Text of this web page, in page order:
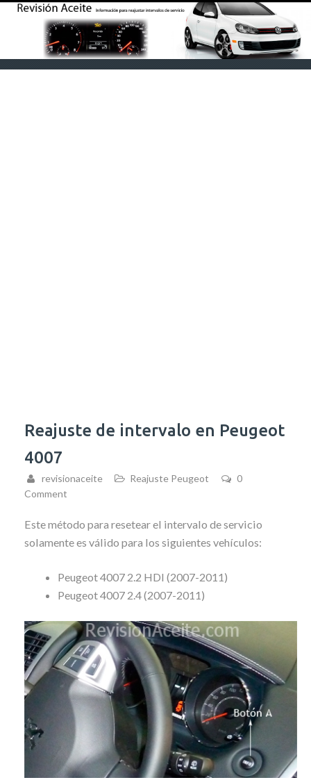
Reajuste de intervalo en Peugeot
4007
revisionaceite Reajuste Peugeot
0
Comment
Este método para resetear el intervalo de servicio
solamente es válido para los siguientes vehículos:
Peugeot 4007 2.2 HDI (2007-2011)
Peugeot 4007 2.4 (2007-2011)